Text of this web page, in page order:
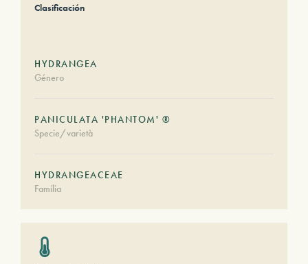
Clasificación
HYDRANGEA
Género
PANICULATA 'PHANTOM' ®
Specie/varietà
HYDRANGEACEAE
Familia